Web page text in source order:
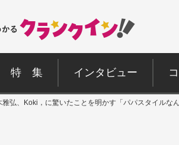
特 集 インタビュー
雅弘、Koki，に驚いたことを明かす「パパスタイルな